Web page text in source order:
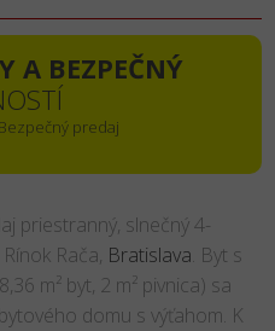
A BEZPEČNÝ
predaj
priestranný, slnečný 4-
Rača, Bratislava. Byt s
m² byt, 2 m² pivnica) sa
domu s výťahom. K